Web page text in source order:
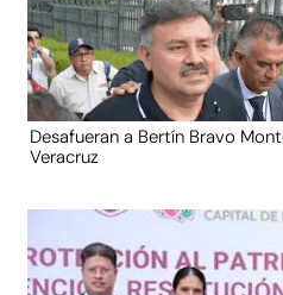
Desafueran a Bertín Bravo
Veracruz